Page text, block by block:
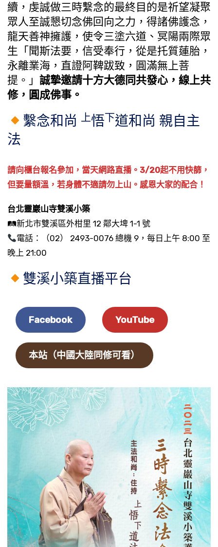
續，虔誠做三時繫念的最終目的是祈望凝聚
眾人至誠懇切念佛回向之力，得諸佛護念，
龍天善神擁護，使令三塗六道、冥陽兩際眾
生「聞斯法要，信受奉行，從是托質蓮胎，
永離業海，直證阿鞞跋致，圓滿無上菩
提。」 誠摯邀請十方大德同共發心，線上共
修，圓成佛事。
繫念和尚 上悟下道和尚 親自主
法
請向櫃台報名參加，當天網路直播。3/20起不用快篩，
但要量額溫，若身體不適請勿上山。感恩大家的配合！
台北靈巖山寺雙溪小築
🛤新北市雙溪區外柑里 12 鄰大埤 1-1 號
電話：（02） 2493-0076 總機 9，每日上午 8:00 至
晚上 21:00
雙溪小築直播平台
Facebook YouTube
本站（中國大陸同修可看）